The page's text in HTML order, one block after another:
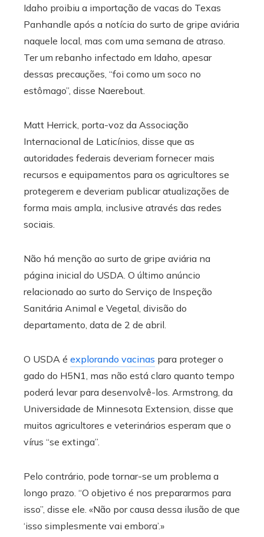
Idaho proibiu a importação de vacas do Texas
Panhandle após a notícia do surto de gripe aviária
naquele local, mas com uma semana de atraso.
Ter um rebanho infectado em Idaho, apesar
dessas precauções, “foi como um soco no
estômago”, disse Naerebout.
Matt Herrick, porta-voz da Associação
Internacional de Laticínios, disse que as
autoridades federais deveriam fornecer mais
recursos e equipamentos para os agricultores se
protegerem e deveriam publicar atualizações de
forma mais ampla, inclusive através das redes
sociais.
Não há menção ao surto de gripe aviária na
página inicial do USDA. O último anúncio
relacionado ao surto do Serviço de Inspeção
Sanitária Animal e Vegetal, divisão do
departamento, data de 2 de abril.
O USDA é explorando vacinas para proteger o
gado do H5N1, mas não está claro quanto tempo
poderá levar para desenvolvê-los. Armstrong, da
Universidade de Minnesota Extension, disse que
muitos agricultores e veterinários esperam que o
vírus “se extinga”.
Pelo contrário, pode tornar-se um problema a
longo prazo. “O objetivo é nos prepararmos para
isso”, disse ele. «Não por causa dessa ilusão de que
‘isso simplesmente vai embora’.»